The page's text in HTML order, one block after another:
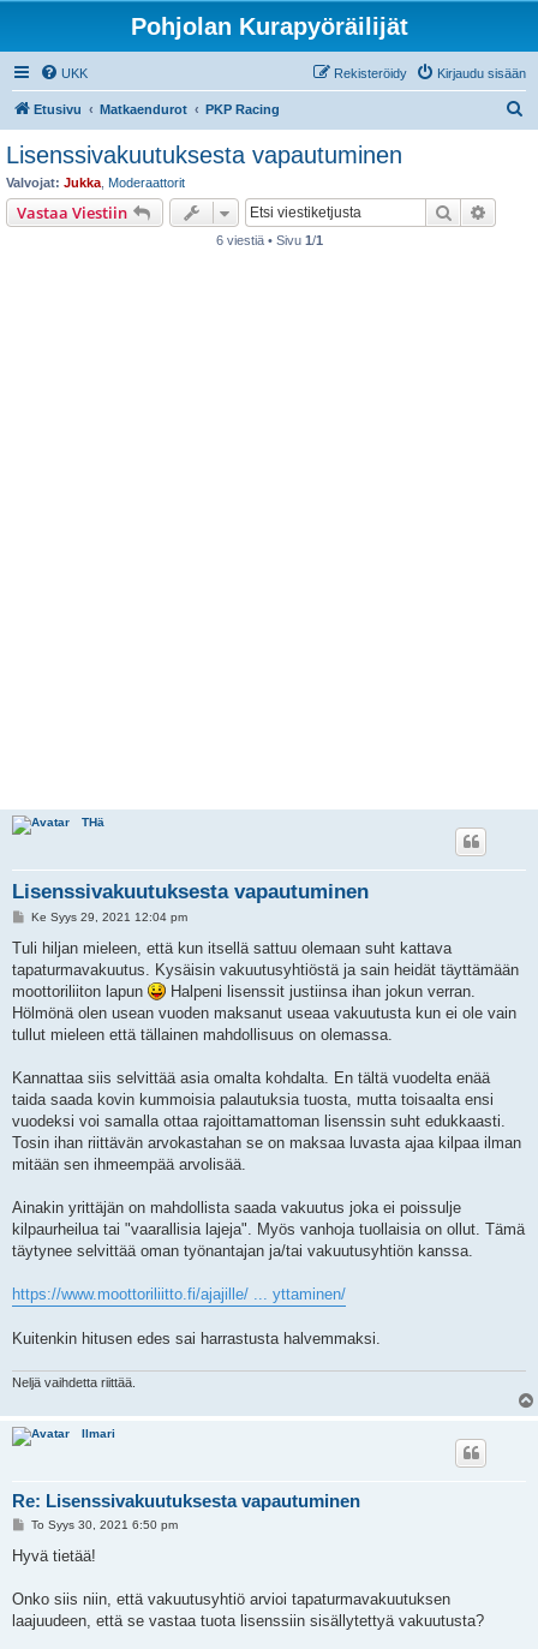
Pohjolan Kurapyöräilijät
UKK Kirjaudu sisään
Rekisteröidy
Etusivu Matkaendurot PKP Racing
Lisenssivakuutuksesta vapautuminen
Valvojat: Jukka Moderaattorit
Vastaa Viestiin Etsi
6 viestiä • Sivu 1/1
THä
Lisenssivakuutuksesta vapautuminen
V
e
t
i
Ke Syys 29, 2021 12:04 pm
Tuli hiljan mieleen, että kun itsellä sattuu olemaan suht kattava
tapaturmavakuutus. Kysäisin vakuutusyhtiöstä ja sain heidät täyttämään
moottoriliiton lapun
Halpeni lisenssit justiinsa ihan jokun verran.
Hölmönä olen usean vuoden maksanut useaa vakuutusta kun ei ole vain
tullut mieleen että tällainen mahdollisuus on olemassa.
Kannattaa siis selvittää asia omalta kohdalta. En tältä vuodelta enää
taida saada kovin kummoisia palautuksia tuosta, mutta toisaalta ensi
vuodeksi voi samalla ottaa rajoittamattoman lisenssin suht edukkaasti.
Tosin ihan riittävän arvokastahan se on maksaa luvasta ajaa kilpaa ilman
mitään sen ihmeempää arvolisää.
Ainakin yrittäjän on mahdollista saada vakuutus joka ei poissulje
kilpaurheilua tai "vaarallisia lajeja". Myös vanhoja tuollaisia on ollut. Tämä
täytynee selvittää oman työnantajan ja/tai vakuutusyhtiön kanssa.
https://www.moottoriliitto.fi/ajajille/ ... yttaminen/
Kuitenkin hitusen edes sai harrastusta halvemmaksi.
Neljä vaihdetta riittää.
Ilmari
Re: Lisenssivakuutuksesta vapautuminen
V
e
s
i
To Syys 30, 2021 6:50 pm
Hyvä tietää!
Onko siis niin, että vakuutusyhtiö arvioi tapaturmavakuutuksen
laajuudeen, että se vastaa tuota lisenssiin sisällytettyä vakuutusta?